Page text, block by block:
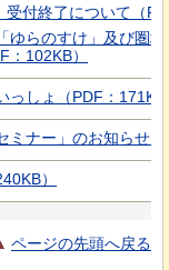
受付終了について（
ゆらのすけ」及び圏
102KB）
っしょ（PDF：171KB
ミナー」のお知らせ
）
ページの先頭へ戻る